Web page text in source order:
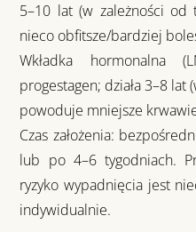
5–10 lat (w zależności od
nieco obfitsze/bardziej
Wkładka hormonalna
progestagen; działa 3–8 lat
powoduje mniejsze
Czas założenia:
lub po 4–6 tygodniach.
ryzyko wypadnięcia jest
indywidualnie.